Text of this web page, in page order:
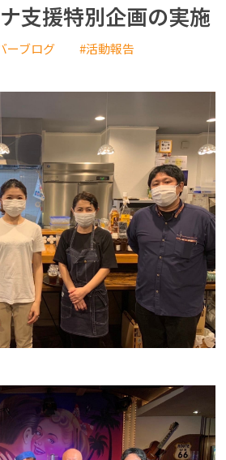
支援特別企画の実施
ーブログ #活動報告